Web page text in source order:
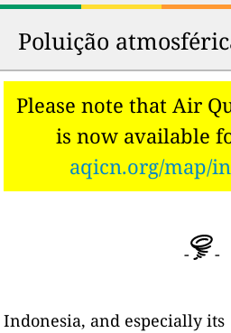
30
82
Tuban
82
Mataram
32 81 Semarang
33 78 Krian
Bekasi
Indramayu
36 74 Palembang
30
32
33
34
35
36
38
Poluição
Please note that Air
is now available
aqicn.org/map/
- -
Indonesia, and especially its